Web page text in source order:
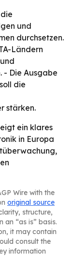
und
durchsetzen.
Ländern
- Die Ausgabe
die
stärken.
ein klares
in Europa
Wire with the
original source
structure,
an “as is” basis.
it may contain
consult the
information